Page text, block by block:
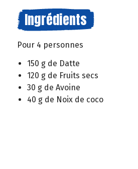
Ingrédients
Pour 4 personnes
150 g de Datte
120 g de Fruits secs
30 g de Avoine
40 g de Noix de coco